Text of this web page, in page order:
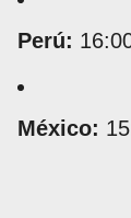
Perú:
México: